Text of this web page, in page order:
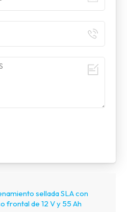
sellada SLA con
frontal de 12 V y 55 Ah